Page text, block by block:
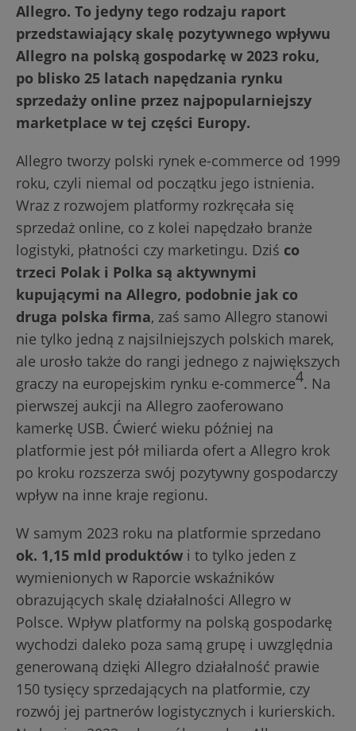
Allegro. To jedyny tego rodzaju raport
przedstawiający skalę pozytywnego wpływu
Allegro na polską gospodarkę w 2023 roku,
po blisko 25 latach napędzania rynku
sprzedaży online przez najpopularniejszy
marketplace w tej części Europy.
Allegro tworzy polski rynek e-commerce od 1999
roku, czyli niemal od początku jego istnienia.
Wraz z rozwojem platformy rozkręcała się
sprzedaż online, co z kolei napędzało branże
logistyki, płatności czy marketingu. Dziś co
trzeci Polak i Polka są aktywnymi
kupującymi na Allegro, podobnie jak co
druga polska firma, zaś samo Allegro stanowi
nie tylko jedną z najsilniejszych polskich marek,
ale urosło także do rangi jednego z największych
graczy na europejskim rynku e-commerce4. Na
pierwszej aukcji na Allegro zaoferowano
kamerkę USB. Ćwierć wieku później na
platformie jest pół miliarda ofert a Allegro krok
po kroku rozszerza swój pozytywny gospodarczy
wpływ na inne kraje regionu.
W samym 2023 roku na platformie sprzedano
ok. 1,15 mld produktów i to tylko jeden z
wymienionych w Raporcie wskaźników
obrazujących skalę działalności Allegro w
Polsce. Wpływ platformy na polską gospodarkę
wychodzi daleko poza samą grupę i uwzględnia
generowaną dzięki Allegro działalność prawie
150 tysięcy sprzedających na platformie, czy
rozwój jej partnerów logistycznych i kurierskich.